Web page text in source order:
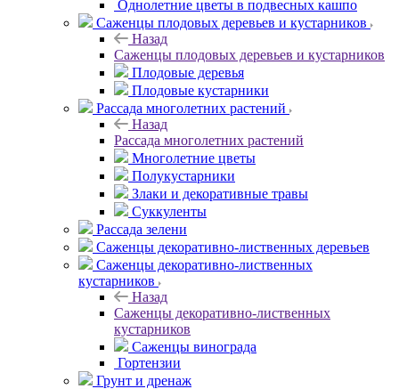
Однолетние цветы в подвесных кашпо
Саженцы плодовых деревьев и кустарников
Назад
Саженцы плодовых деревьев и кустарников
Плодовые деревья
Плодовые кустарники
Рассада многолетних растений
Назад
Рассада многолетних растений
Многолетние цветы
Полукустарники
Злаки и декоративные травы
Суккуленты
Рассада зелени
Саженцы декоративно-лиственных деревьев
Саженцы декоративно-лиственных
кустарников
Назад
Саженцы декоративно-лиственных
кустарников
Саженцы винограда
Гортензии
Грунт и дренаж